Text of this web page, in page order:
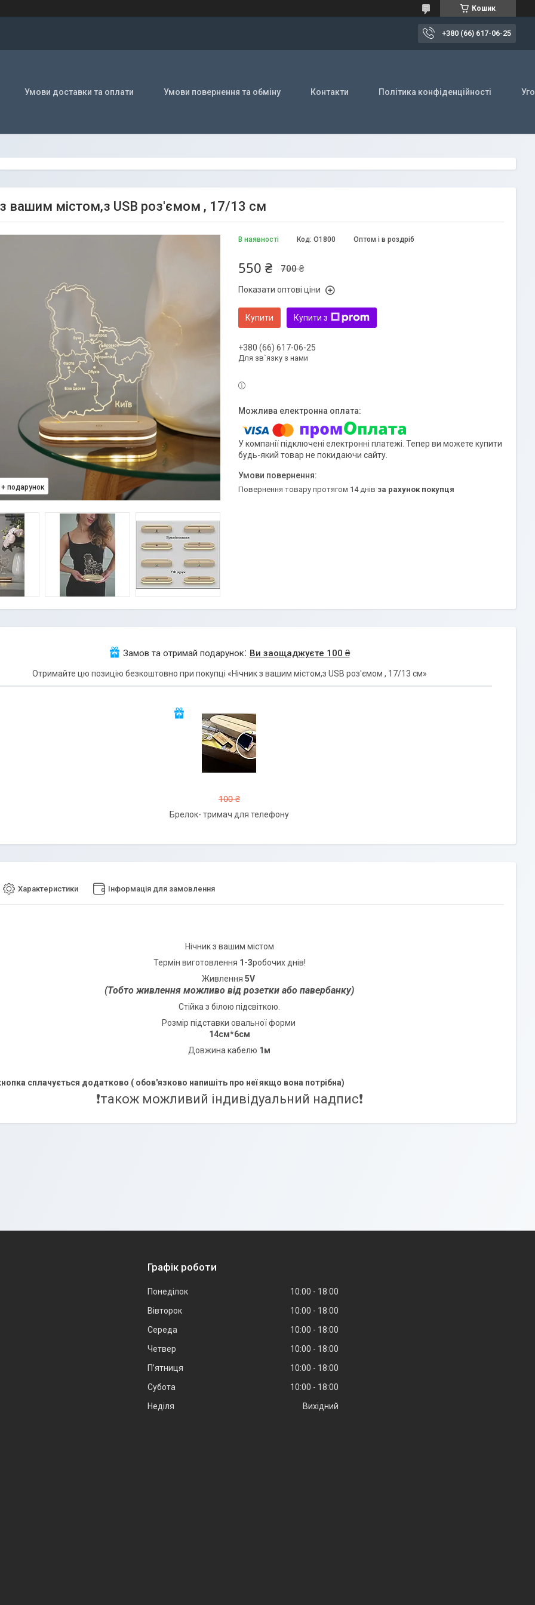
Кошик
+380 (66) 617-06-25
Умови доставки та оплати Умови повернення та обміну Контакти Політика конфіденційності
вашим містом,з USB роз'ємом , 17/13 см
В наявності Оптом і в роздріб
Код: О1800
700 ₴
550 ₴
Показати оптові ціни
Купити Купити з
+380 (66) 617-06-25
Для зв`язку з нами
У компанії підключені електронні платежі. Тепер ви можете купити
будь-який товар не покидаючи сайту.
повернення товару протягом 14 днів за рахунок покупця
Замов та отримай подарунок Ви заощаджуєте 100 ₴
Отримайте цю позицію безкоштовно при покупці «Нічник з вашим містом,з USB роз'ємом , 17/13 см»
100 ₴
Брелок- тримач для телефону
Характеристики Інформація для замовлення
Нічник з вашим містом
Термін виготовлення 1-3робочих днів!
Живлення 5V
(Тобто живлення можливо від розетки або павербанку)
Стійка з білою підсвіткою.
Розмір підставки овальної форми
14см*6см
Довжина кабелю 1м
сплачується додатково ( обов'язково напишіть про неї якщо вона потрібна)
❗️також можливий індивідуальний надпис❗️
Графік роботи
Понеділок 10:00
18:00
Вівторок
10:00
18:00
Середа
10:00
18:00
Четвер
10:00
18:00
Пʼятниця
10:00
18:00
Субота
10:00
18:00
Неділя
Вихідний